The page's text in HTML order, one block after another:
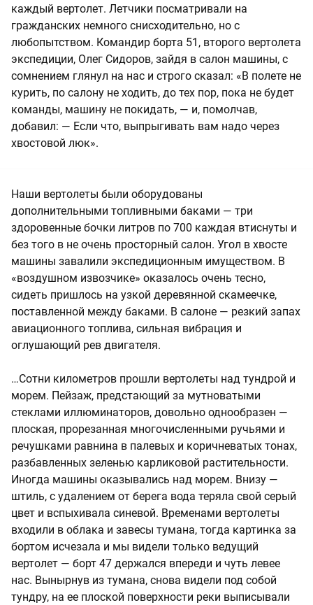
каждый вертолет. Летчики посматривали на
гражданских немного снисходительно, но с
любопытством. Командир борта 51, второго вертолета
экспедиции, Олег Сидоров, зайдя в салон машины, с
сомнением глянул на нас и строго сказал: «В полете не
курить, по салону не ходить, до тех пор, пока не будет
команды, машину не покидать, — и, помолчав,
добавил: — Если что, выпрыгивать вам надо через
хвостовой люк».
Наши вертолеты были оборудованы
дополнительными топливными баками — три
здоровенные бочки литров по 700 каждая втиснуты и
без того в не очень просторный салон. Угол в хвосте
машины завалили экспедиционным имуществом. В
«воздушном извозчике» оказалось очень тесно,
сидеть пришлось на узкой деревянной скамеечке,
поставленной между баками. В салоне — резкий запах
авиационного топлива, сильная вибрация и
оглушающий рев двигателя.
…Сотни километров прошли вертолеты над тундрой и
морем. Пейзаж, предстающий за мутноватыми
стеклами иллюминаторов, довольно однообразен —
плоская, прорезанная многочисленными ручьями и
речушками равнина в палевых и коричневатых тонах,
разбавленных зеленью карликовой растительности.
Иногда машины оказывались над морем. Внизу —
штиль, с удалением от берега вода теряла свой серый
цвет и вспыхивала синевой. Временами вертолеты
входили в облака и завесы тумана, тогда картинка за
бортом исчезала и мы видели только ведущий
вертолет — борт 47 держался впереди и чуть левее
нас. Вынырнув из тумана, снова видели под собой
тундру, на ее плоской поверхности реки выписывали